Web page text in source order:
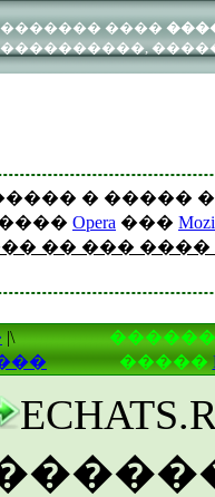
����
- ���
� �����
Opera ���
�� ���
|\
�����